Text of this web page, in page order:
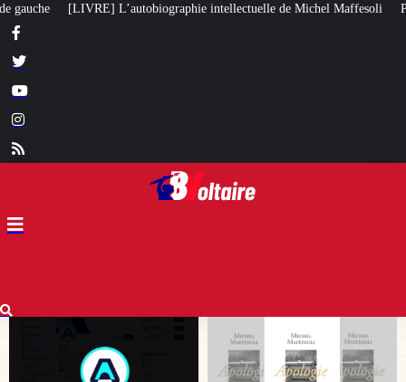
de Michel Maffesoli Pour regagner son influence en Afrique,